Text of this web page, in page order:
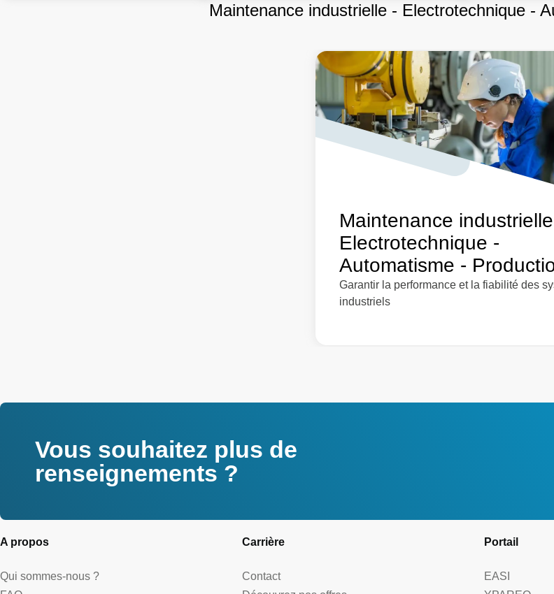
Maintenance industrielle - Electrotechnique -
Maintenance
Electrotechnique -
Automatisme -
Garantir la performance et la fiabilité des
industriels
Vous souhaitez plus de
renseignements ?
A propos
Qui sommes-nous ?
Carrière
Contact
Portail
EASI